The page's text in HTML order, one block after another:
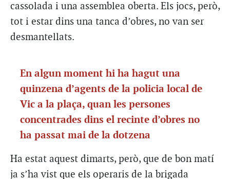
cassolada i una assemblea oberta. Els jocs, però,
tot i estar dins una tanca d’obres, no van ser
desmantellats.
En algun moment hi ha hagut una
quinzena d’agents de la policia local de
Vic a la plaça, quan les persones
concentrades dins el recinte d’obres no
ha passat mai de la dotzena
Ha estat aquest dimarts, però, que de bon matí
ja s’ha vist que els operaris de la brigada